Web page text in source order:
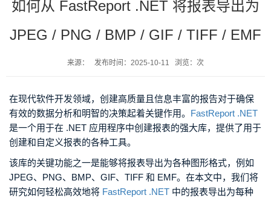
如何从 FastReport .NET 将报表导出为
JPEG / PNG / BMP / GIF / TIFF / EMF
来源： 发布时间：2025-10-11 浏览：次
在现代软件开发领域，创建高质量且信息丰富的报告对于确保
有效的数据分析和明智的决策起着关键作用。 FastReport .NET
是一个用于在 .NET 应用程序中创建报表的强大库，提供了用于
创建和自定义报表的各种工具。
该库的关键功能之一是能够将报表导出为各种图形格式，例如
JPEG、PNG、BMP、GIF、TIFF 和 EMF。在本文中，我们将
研究如何轻松高效地将 FastReport .NET 中的报表导出为每种